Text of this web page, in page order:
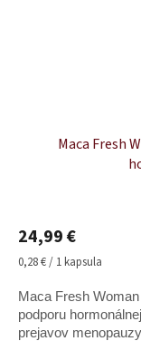
Maca Fresh
produktu
je
5,0
z
5
hviezdičiek.
24,99 €
Jednotková
0,28 € / 1 kapsula
Maca Fresh
podporu
prejavov